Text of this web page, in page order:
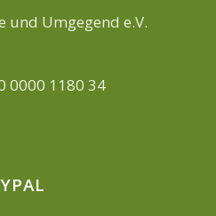
und Umgegend e.V.
0000 1180 34